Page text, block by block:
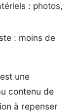
: photos,
: moins de
une
contenu de
à repenser